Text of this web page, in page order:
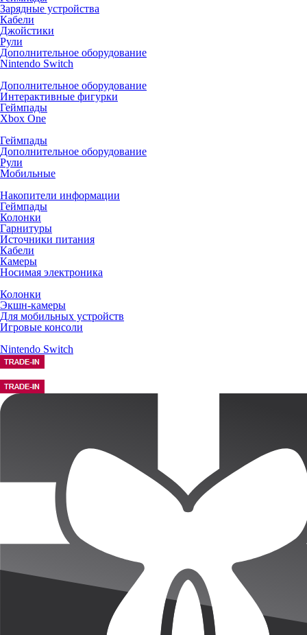
Зарядные устройства
Кабели
Джойстики
Рули
Дополнительное оборудование
Nintendo Switch
Дополнительное оборудование
Интерактивные фигурки
Геймпады
Xbox One
Геймпады
Дополнительное оборудование
Рули
Мобильные
Накопители информации
Геймпады
Колонки
Гарнитуры
Источники питания
Кабели
Камеры
Носимая электроника
Колонки
Экшн-камеры
Для мобильных устройств
Игровые консоли
Nintendo Switch